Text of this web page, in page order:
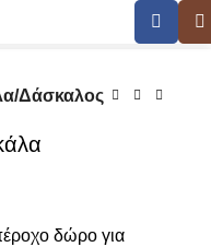
Δάσκαλος
δώρο για